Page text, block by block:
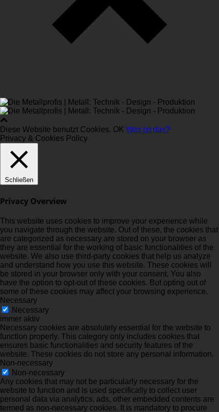
Diese Website benutzt Cookies. OK Was ist das?
Privacy & Cookies Policy
Schließen
Privacy Overview
This website uses cookies to improve your experience while
you navigate through the website. Out of these, the cookies that
are categorized as necessary are stored on your browser as
they are essential for the working of basic functionalities of the
website. We also use third-party cookies that help us analyze
and understand how you use this website. These cookies will
be stored in your browser only with your consent. You also
have the option to opt-out of these cookies. But opting out of
some of these cookies may affect your browsing experience.
Necessary
Necessary
immer aktiv
Necessary cookies are absolutely essential for the website to
function properly. This category only includes cookies that
ensures basic functionalities and security features of the
website. These cookies do not store any personal information.
Non-necessary
Non-necessary
Any cookies that may not be particularly necessary for the
website to function and is used specifically to collect user
personal data via analytics, ads, other embedded contents are
termed as non-necessary cookies. It is mandatory to procure